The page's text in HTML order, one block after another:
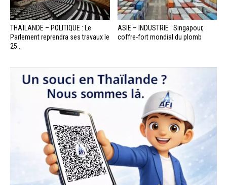
THAÏLANDE – POLITIQUE : Le
Parlement reprendra ses travaux le
25...
ASIE – INDUSTRIE : Singapour,
coffre-fort mondial du plomb